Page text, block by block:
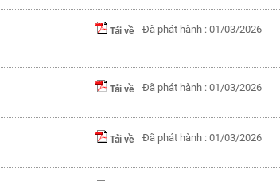
Tải về Đã phát hành : 01/03/2026
Tải về Đã phát hành : 01/03/2026
Tải về Đã phát hành : 01/03/2026